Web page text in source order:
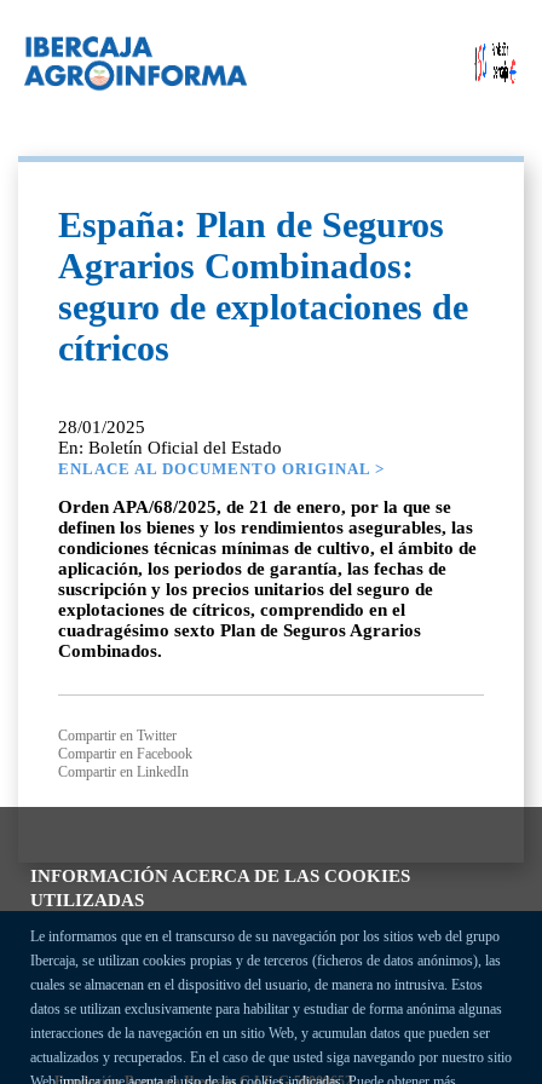
INFORMACIÓN ACERCA DE LAS COOKIES
UTILIZADAS
Le informamos que en el transcurso de su navegación por los sitios web del grupo
Ibercaja, se utilizan cookies propias y de terceros (ficheros de datos anónimos), las
cuales se almacenan en el dispositivo del usuario, de manera no intrusiva. Estos
datos se utilizan exclusivamente para habilitar y estudiar de forma anónima algunas
interacciones de la navegación en un sitio Web, y acumulan datos que pueden ser
actualizados y recuperados. En el caso de que usted siga navegando por nuestro sitio
España: Plan de Seguros
Agrarios Combinados:
seguro de explotaciones de
cítricos
28/01/2025
En: Boletín Oficial del Estado
ENLACE AL DOCUMENTO ORIGINAL >
Orden APA/68/2025, de 21 de enero, por la que se
definen los bienes y los rendimientos asegurables, las
condiciones técnicas mínimas de cultivo, el ámbito de
aplicación, los periodos de garantía, las fechas de
suscripción y los precios unitarios del seguro de
explotaciones de cítricos, comprendido en el
cuadragésimo sexto Plan de Seguros Agrarios
Combinados.
Compartir en Twitter
Compartir en Facebook
Compartir en LinkedIn